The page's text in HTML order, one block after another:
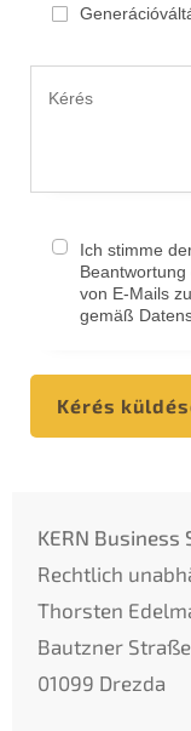
Ich stimme
von E-Mails
gemäß
Kérés
KERN Business
Rechtlich
Thorsten
Bautzner
01099 Drezda